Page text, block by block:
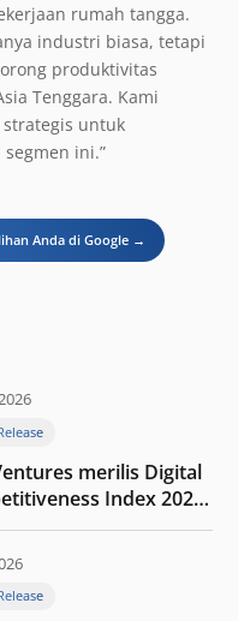
rumah tangga.
industri biasa, tetapi
produktivitas
Tenggara. Kami
strategis untuk
ini.”
Anda di Google →
merilis Digital
Index 2026,
fase transformasi
Indonesia selanjutnya